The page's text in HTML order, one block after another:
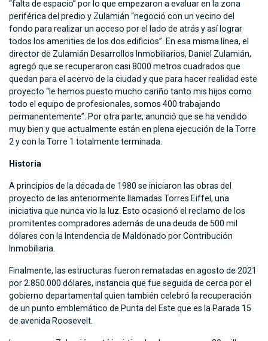
“falta de espacio” por lo que empezaron a evaluar en la zona
periférica del predio y Zulamián “negoció con un vecino del
fondo para realizar un acceso por el lado de atrás y así lograr
todos los amenities de los dos edificios”. En esa misma línea, el
director de Zulamián Desarrollos Inmobiliarios, Daniel Zulamián,
agregó que se recuperaron casi 8000 metros cuadrados que
quedan para el acervo de la ciudad y que para hacer realidad este
proyecto “le hemos puesto mucho cariño tanto mis hijos como
todo el equipo de profesionales, somos 400 trabajando
permanentemente”. Por otra parte, anunció que se ha vendido
muy bien y que actualmente están en plena ejecución de la Torre
2 y con la Torre 1 totalmente terminada.
Historia
A principios de la década de 1980 se iniciaron las obras del
proyecto de las anteriormente llamadas Torres Eiffel, una
iniciativa que nunca vio la luz. Esto ocasionó el reclamo de los
promitentes compradores además de una deuda de 500 mil
dólares con la Intendencia de Maldonado por Contribución
Inmobiliaria.
Finalmente, las estructuras fueron rematadas en agosto de 2021
por 2.850.000 dólares, instancia que fue seguida de cerca por el
gobierno departamental quien también celebró la recuperación
de un punto emblemático de Punta del Este que es la Parada 15
de avenida Roosevelt.